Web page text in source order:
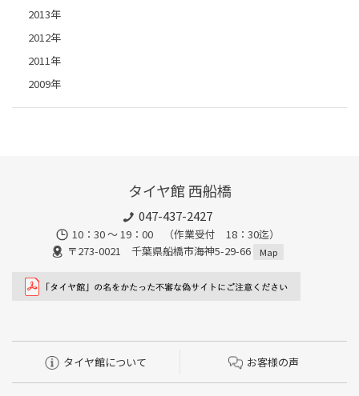
2013年
2012年
2011年
2009年
タイヤ館 西船橋
047-437-2427
10：30 ～ 19：00 （作業受付 18：30迄）
〒273-0021 千葉県船橋市海神5-29-66
Map
タイヤ館について お客様の声